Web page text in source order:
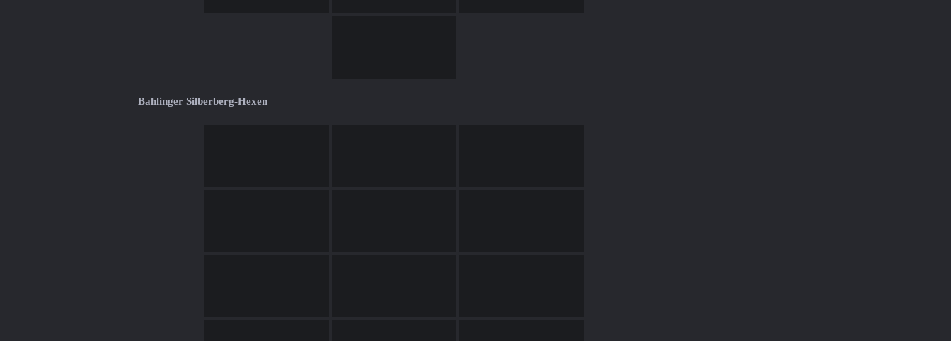
Bahlinger Silberberg-Hexen